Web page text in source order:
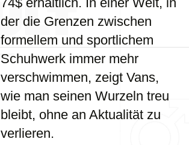
der die Grenzen zwischen
formellem und sportlichem
Schuhwerk immer mehr
verschwimmen, zeigt Vans,
wie man seinen Wurzeln treu
bleibt, ohne an Aktualität zu
verlieren.